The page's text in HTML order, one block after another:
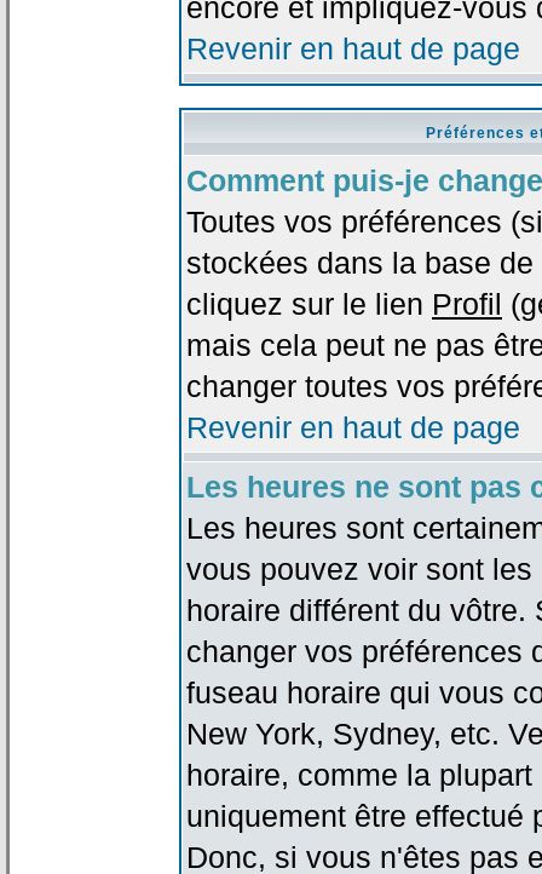
encore et impliquez-
Revenir en haut de page
Préférences
Comment puis-je
Toutes vos préférences
stockées dans la base
cliquez sur le lien Profil
mais cela peut ne pas
changer toutes vos
Revenir en haut de page
Les heures ne sont pas
Les heures sont
vous pouvez voir sont
horaire différent du
changer vos préférences
fuseau horaire qui vous
New York, Sydney, etc.
horaire, comme la
uniquement être effectué
Donc, si vous n'êtes pas